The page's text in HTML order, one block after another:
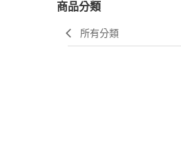
商品分類
所有分類